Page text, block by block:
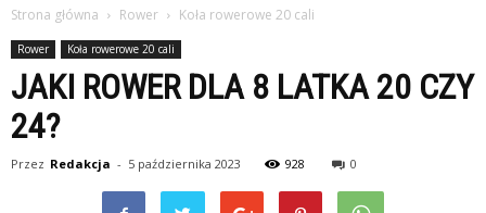
Strona główna Rower Koła rowerowe 20 cali
Rower Koła rowerowe 20 cali
JAKI ROWER DLA 8 LATKA 20 CZY
24?
Przez Redakcja - 5 października 2023 928 0